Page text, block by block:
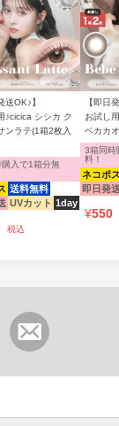
送OK♪】
♪cicica シシカ ク
ンラテ(1箱2枚入
送料無料
UVカット 1day
入で1箱分無
税込
【即日
お試し
ベカカ
ネコポ
即日発
3箱同時
料！
¥550